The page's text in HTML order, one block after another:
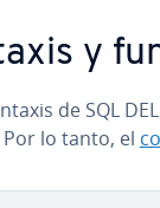
y
de SQL
Por lo tanto, el